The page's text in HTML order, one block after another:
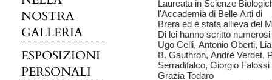
NOSTRA
GALLERIA
ESPOSIZIONI
PERSONALI
Laureata in Scienze
l'Accademia di Belle Arti di
Brera ed è stata allieva del
Di lei hanno scritto
Ugo Celli, Antonio Oberti,
B. Gauthron, Andrè Verdet,
Serradifalco, Giorgio
Grazia Todaro